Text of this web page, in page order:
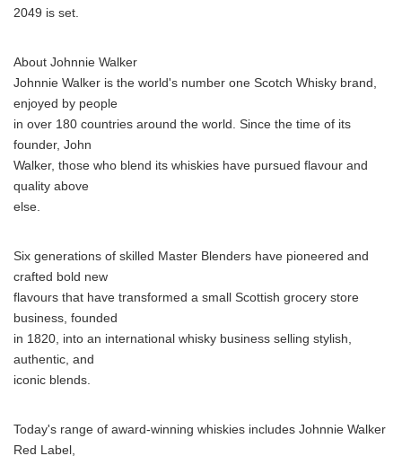
2049 is set.
About Johnnie Walker
Johnnie Walker is the world's number one Scotch Whisky brand,
enjoyed by people
in over 180 countries around the world. Since the time of its
founder, John
Walker, those who blend its whiskies have pursued flavour and
quality above
else.
Six generations of skilled Master Blenders have pioneered and
crafted bold new
flavours that have transformed a small Scottish grocery store
business, founded
in 1820, into an international whisky business selling stylish,
authentic, and
iconic blends.
Today's range of award-winning whiskies includes Johnnie Walker
Red Label,